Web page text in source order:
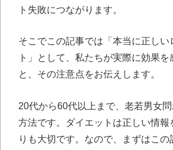
ト失敗につながります。
そこでこの記事では「本当に正しい
ト」として、私たちが実際に効果
と、その注意点をお伝えします。
20代から60代以上まで、老若男女
方法です。ダイエットは正しい情報
りも大切です。なので、まずはこの